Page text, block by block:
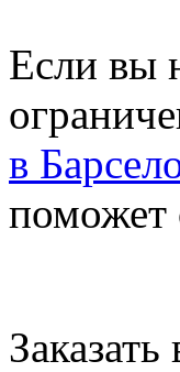
Если вы
в
поможет
Заказать